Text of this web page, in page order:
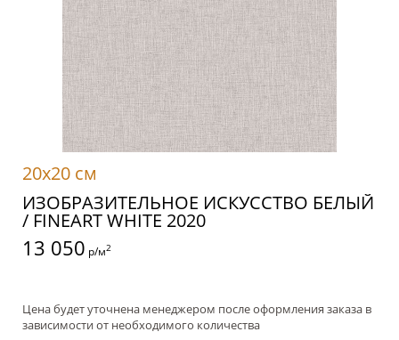
20x20 см
ИЗОБРАЗИТЕЛЬНОЕ ИСКУССТВО БЕЛЫЙ
/ FINEART WHITE 2020
13 050 р/м2
Цена будет уточнена менеджером после оформления заказа в
зависимости от необходимого количества